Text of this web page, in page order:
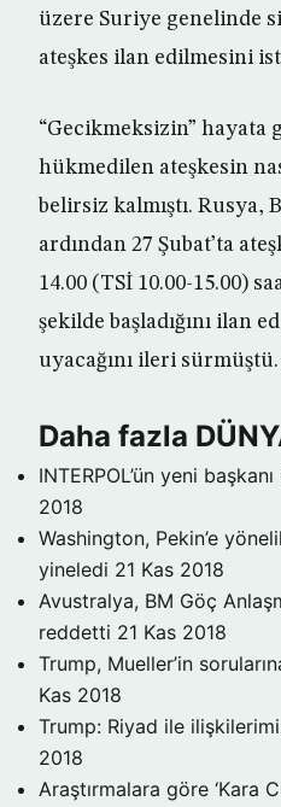
üzere Suriye genelinde
ateşkes ilan edilmesini
“Gecikmeksizin” hayata
hükmedilen ateşkesin
belirsiz kalmıştı. Rusya,
ardından 27 Şubat’ta
14.00 (TSİ 10.00-15.00)
şekilde başladığını ilan
uyacağını ileri
Daha fazla
INTERPOL’ün yeni
2018
Washington, Pekin’e
yineledi 21 Kas 2018
Avustralya, BM Göç
reddetti 21 Kas 2018
Trump, Mueller’in
Kas 2018
Trump: Riyad ile
2018
Araştırmalara göre ‘Kara